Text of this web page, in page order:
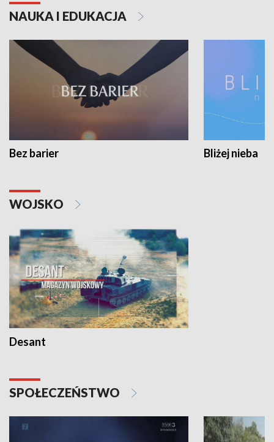
NAUKA I EDUKACJA
Bez barier Bliżej nieba
WOJSKO
Desant
SPOŁECZEŃSTWO